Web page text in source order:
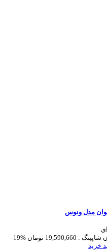
-19%
شاپینگ : 19,590,660 تومان
خرید